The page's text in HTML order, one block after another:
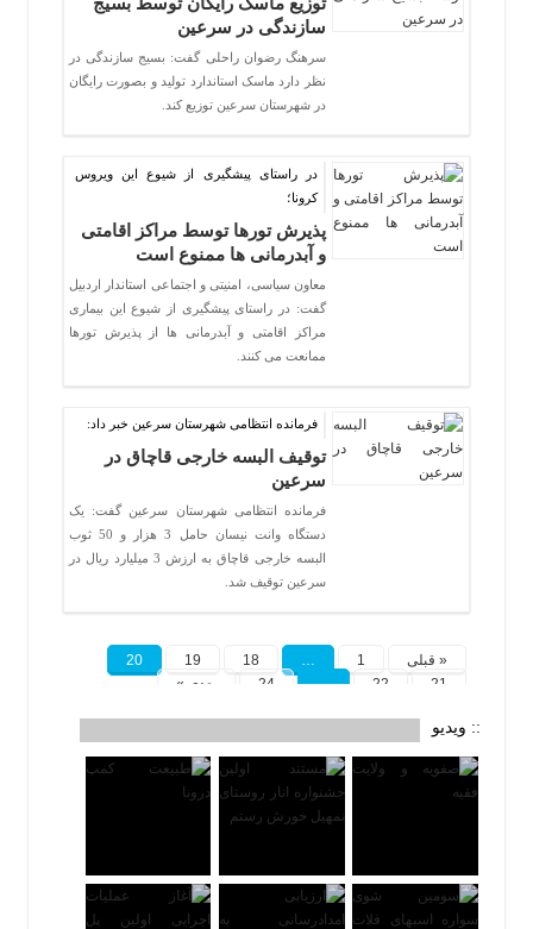
سازندگی در سرعین
سرهنگ رضوان راحلی گفت: بسیج سازندگی در
نظر دارد ماسک استاندارد تولید و بصورت رایگان
در شهرستان سرعین توزیع کند.
در راستای پیشگیری از شیوع این ویروس
کرونا؛
پذیرش تورها توسط مراکز اقامتی
و آبدرمانی ها ممنوع است
معاون سیاسی، امنیتی و اجتماعی استاندار اردبیل
گفت: در راستای پیشگیری از شیوع این بیماری
مراکز اقامتی و آبدرمانی ها از پذیرش تورها
ممانعت می کنند.
فرمانده انتظامی شهرستان سرعین خبر داد:
توقیف البسه خارجی قاچاق در
سرعین
فرمانده انتظامی شهرستان سرعین گفت: یک
دستگاه وانت نیسان حامل 3 هزار و 50 ثوب
البسه خارجی قاچاق به ارزش 3 میلیارد ریال در
سرعین توقیف شد.
« قبلی 1
…
18
19
20
21
22
…
24 بعدی »
:: ویدیو